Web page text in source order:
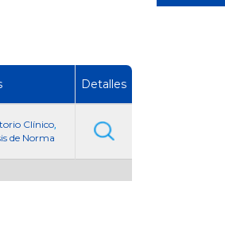
Detalles
Clínico,
de Norma